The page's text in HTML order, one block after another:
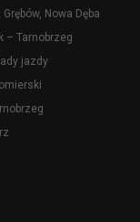
Nowa Dęba
– Tarnobrzeg
jazdy